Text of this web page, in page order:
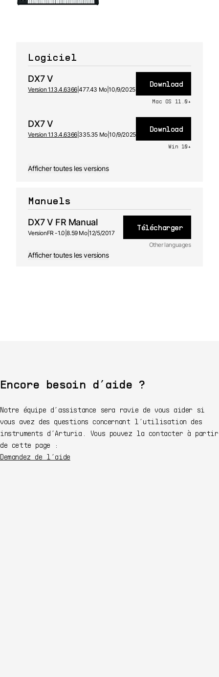
Logiciel
DX7 V
Version 1.13.4.6366|477.43 Mo|10/9/2025
Download
Mac OS 11.0+
DX7 V
Version 1.13.4.6366| 335.35 Mo|10/9/2025
Download
Win 10+
Afficher toutes les versions
Manuels
DX7 V FR Manual
VersionFR -1.0 |8.59 Mo|12/5/2017
Télécharger
Other languages
Afficher toutes les versions
Encore besoin d’aide ?
Notre équipe d’assistance sera ravie de vous aider si
vous avez des questions concernant l’utilisation des
instruments d’Arturia. Vous pouvez la contacter à partir
de cette page :
Demandez de l’aide